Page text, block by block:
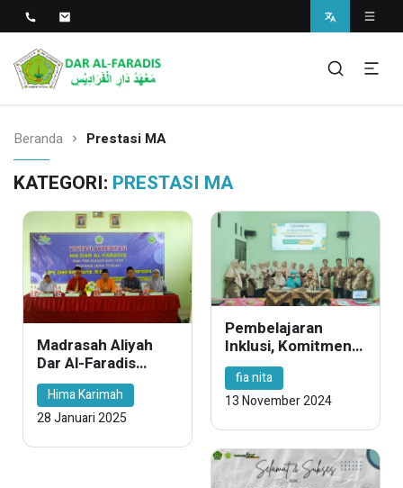
Pondok Pesantren Dar Al-
Faradis
SMP dan MA
Beranda Prestasi MA
KATEGORI: PRESTASI MA
Madrasah Aliyah
Dar Al-Faradis
berhasil
memperoleh
Akreditasi A
Hima Karimah
28 Januari 2025
Pembelajaran
Inklusi, Komitmen
SMP dan MA Dar Al-
Faradis dalam
Merangkul
fia nita
13 November 2024